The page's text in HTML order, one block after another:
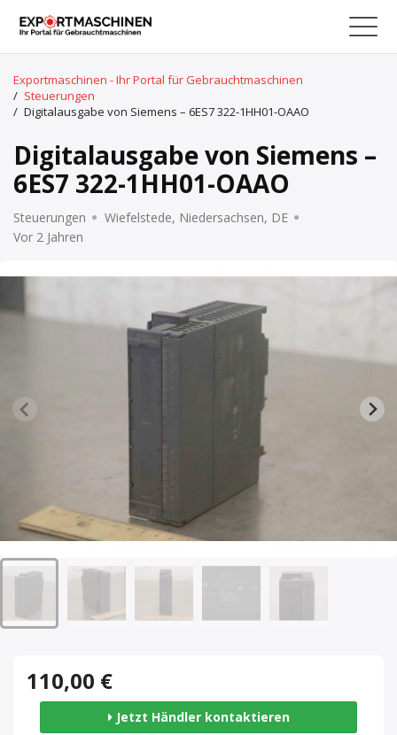
Exportmaschinen - Ihr Portal für Gebrauchtmaschinen
/ Steuerungen
/ Digitalausgabe von Siemens – 6ES7 322-1HH01-OAAO
Digitalausgabe von Siemens –
6ES7 322-1HH01-OAAO
Steuerungen
Wiefelstede, Niedersachsen, DE
Vor 2 Jahren
110,00 €
Jetzt Händler kontaktieren